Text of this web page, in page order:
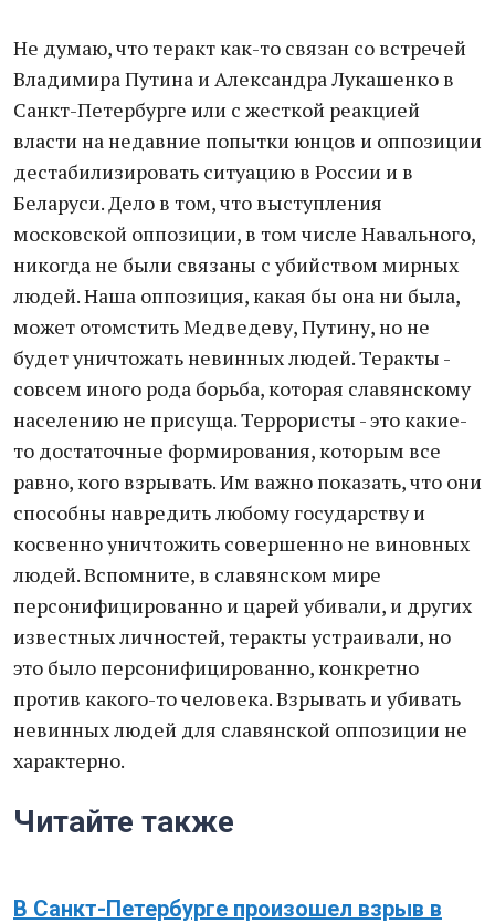
Не думаю, что теракт как-то связан со встречей
Владимира Путина и Александра Лукашенко в
Санкт-Петербурге или с жесткой реакцией
власти на недавние попытки юнцов и оппозиции
дестабилизировать ситуацию в России и в
Беларуси. Дело в том, что выступления
московской оппозиции, в том числе Навального,
никогда не были связаны с убийством мирных
людей. Наша оппозиция, какая бы она ни была,
может отомстить Медведеву, Путину, но не
будет уничтожать невинных людей. Теракты -
совсем иного рода борьба, которая славянскому
населению не присуща. Террористы - это какие-
то достаточные формирования, которым все
равно, кого взрывать. Им важно показать, что они
способны навредить любому государству и
косвенно уничтожить совершенно не виновных
людей. Вспомните, в славянском мире
персонифицированно и царей убивали, и других
известных личностей, теракты устраивали, но
это было персонифицированно, конкретно
против какого-то человека. Взрывать и убивать
невинных людей для славянской оппозиции не
характерно.
Читайте также
В Санкт-Петербурге произошел взрыв в